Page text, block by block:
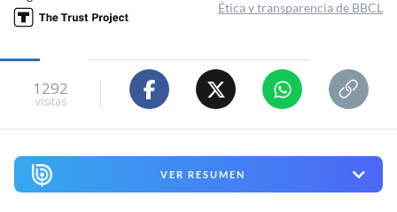
Ética y transparencia de BBCL
1292
visitas
VER RESUMEN